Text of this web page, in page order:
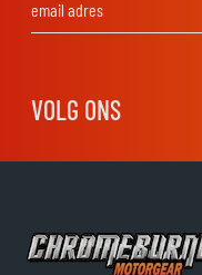
VOLG ONS